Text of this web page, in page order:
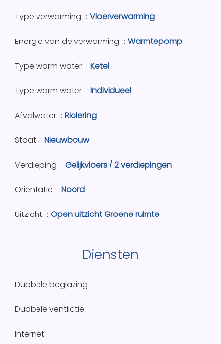
Type verwarming Vloerverwarming
Energie van de verwarming Warmtepomp
Type warm water Ketel
Type warm water Individueel
Afvalwater Riolering
Staat Nieuwbouw
Verdieping Gelijkvloers / 2 verdiepingen
Oriëntatie Noord
Uitzicht Open uitzicht Groene ruimte
Diensten
Dubbele beglazing
Dubbele ventilatie
Internet